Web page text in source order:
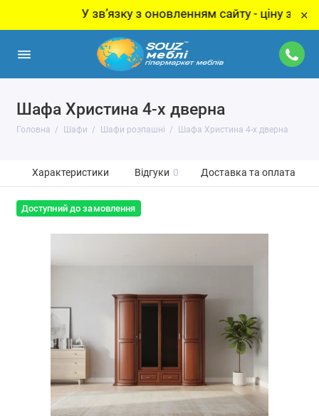
У звʼязку з оновленням сайту - ціну за товар×
Шафа Христина 4-х дверна
Головна Шафи Шафи розпашні Шафа Христина 4-х дверна
Характеристики Відгуки 0 Доставка та оплата
Доступний до замовлення